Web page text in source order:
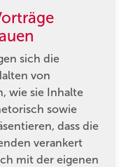
sich die
von
wie sie Inhalte
sowie
dass die
verankert
mit der eigenen